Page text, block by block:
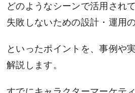
どのようなシーンで活用され
失敗しないための設計・運用
といったポイントを、事例や
解説します。